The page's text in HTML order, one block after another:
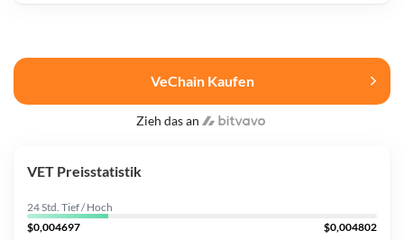
VeChain Kaufen
Zieh das an
VET Preisstatistik
24 Std. Tief / Hoch
$0,004697
$0,004802